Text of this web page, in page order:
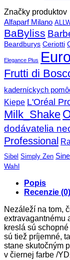
Značky produktov
Alfaparf Milano
BaByliss
Beardburys Ceriotti
Elegance Plus
Frutti di
kaderníckych
Kiepe L'Oréal
Milk_Shake
dodávatelia
Professional
Sibel Simply Zen
Wahl
Popis
Recenzie (0)
Nezáleží na tom,
extravagantnému
kreslá sú
sú tiež príjemné,
stane skutočným
v čiernej farbe /